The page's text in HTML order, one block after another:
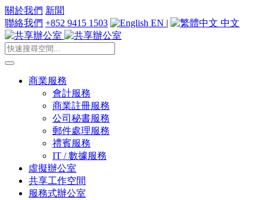
關於我們 新聞
聯絡我們 +852 9415 1503 EN | 中文
商業服務
會計服務
商業註冊服務
公司秘書服務
郵件處理服務
禮賓服務
IT / 數據服務
虛擬辦公室
共享工作空間
服務式辦公室